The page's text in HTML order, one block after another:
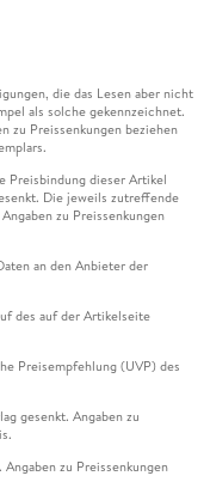
die das Lesen aber nicht
als solche gekennzeichnet.
zu Preissenkungen beziehen
Preisbindung dieser Artikel
Die jeweils zutreffende
zu Preissenkungen
an den Anbieter der
des auf der Artikelseite
Preisempfehlung (UVP) des
gesenkt. Angaben zu
zu Preissenkungen